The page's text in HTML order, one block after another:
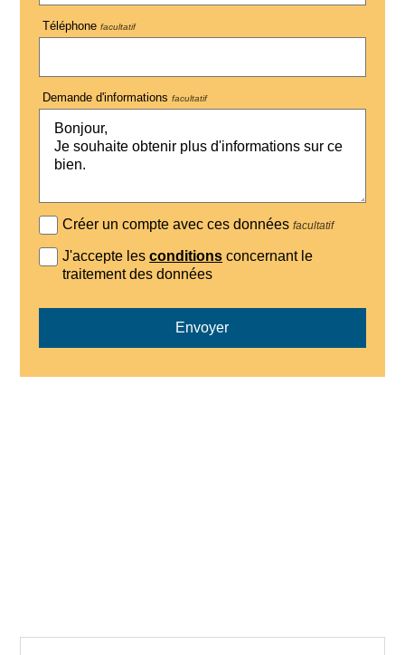
Téléphone facultatif
Demande d'informations facultatif
Créer un compte avec ces donnéesfacultatif
J'accepte lesconditions concernant le
traitement des données
Envoyer